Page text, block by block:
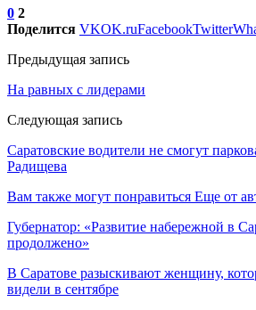
0 2
Поделится VKOK.ruFacebookTwitter
Предыдущая запись
На равных с лидерами
Следующая запись
Саратовские водители не смогут
Радищева
Вам также могут понравиться Еще от
Губернатор: «Развитие набережной в
продолжено»
В Саратове разыскивают женщину,
видели в сентябре